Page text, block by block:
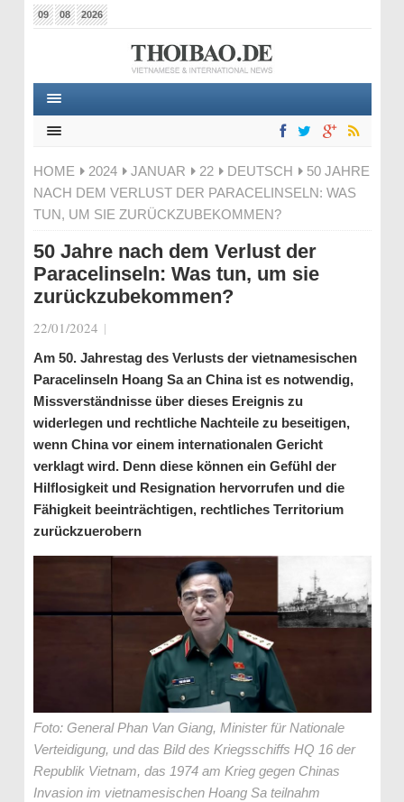
09 08 2026
HOME 2024 JANUAR 22 DEUTSCH
50 JAHRE
NACH DEM VERLUST DER PARACELINSELN: WAS
TUN, UM SIE ZURÜCKZUBEKOMMEN?
50 Jahre nach dem Verlust der
Paracelinseln: Was tun, um sie
zurückzubekommen?
22/01/2024 |
Am 50. Jahrestag des Verlusts der vietnamesischen
Paracelinseln Hoang Sa an China ist es notwendig,
Missverständnisse über dieses Ereignis zu
widerlegen und rechtliche Nachteile zu beseitigen,
wenn China vor einem internationalen Gericht
verklagt wird. Denn diese können ein Gefühl der
Hilflosigkeit und Resignation hervorrufen und die
Fähigkeit beeinträchtigen, rechtliches Territorium
zurückzuerobern
Foto: General Phan Van Giang, Minister für Nationale
Verteidigung, und das Bild des Kriegsschiffs HQ 16 der
Republik Vietnam, das 1974 am Krieg gegen Chinas
Invasion im vietnamesischen Hoang Sa teilnahm